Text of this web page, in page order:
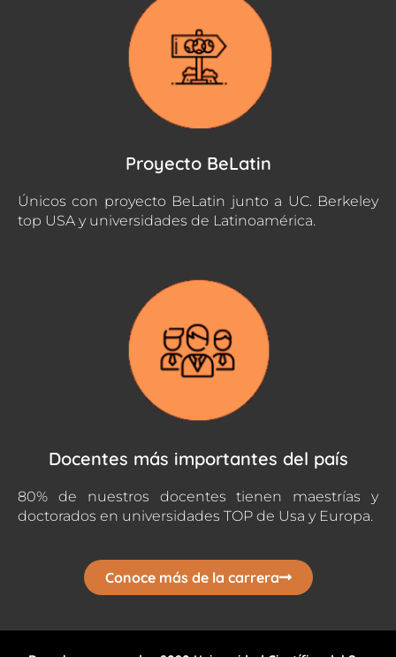
Proyecto BeLatin
Únicos con proyecto BeLatin junto a UC. Berkeley
top USA y universidades de Latinoamérica.
Docentes más importantes del país
80% de nuestros docentes tienen maestrías y
doctorados en universidades TOP de Usa y Europa.
Conoce más de la carrera